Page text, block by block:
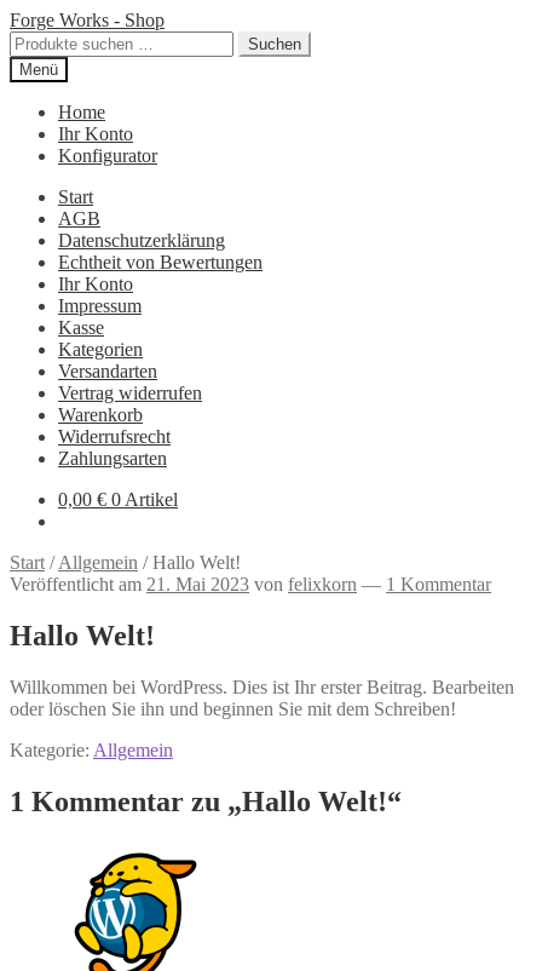
Zur
Navigation
springen
Zum
Inhalt
springen
Forge Works - Shop
Suchen
nach:
Suchen
Menü
Home
Ihr Konto
Konfigurator
Start
AGB
Datenschutzerklärung
Echtheit von Bewertungen
Ihr Konto
Impressum
Kasse
Kategorien
Versandarten
Vertrag widerrufen
Warenkorb
Widerrufsrecht
Zahlungsarten
0,00 € 0 Artikel
Start /Allgemein /Hallo Welt!
Veröffentlicht am 21. Mai 2023 von felixkorn — 1 Kommentar
Hallo Welt!
Willkommen bei WordPress. Dies ist Ihr erster Beitrag. Bearbeiten
oder löschen Sie ihn und beginnen Sie mit dem Schreiben!
Kategorie: Allgemein
1 Kommentar zu „Hallo Welt!“